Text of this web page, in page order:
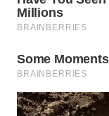
WN
WN
KUNINGAN